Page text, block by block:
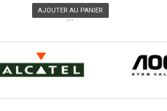
AJOUTER AU PANIER
```